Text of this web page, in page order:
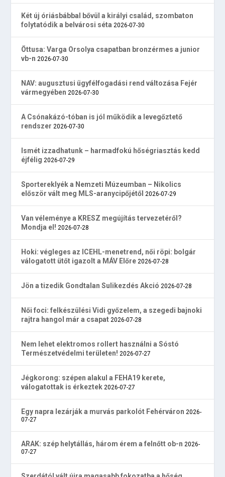
Két új óriásbábbal bővül a királyi család, szombaton
folytatódik a belvárosi séta 2026-07-30
Öttusa: Varga Orsolya csapatban bronzérmes a junior
vb-n 2026-07-30
NAV: augusztusi ügyfélfogadási rend változása Fejér
vármegyében 2026-07-30
A Csónakázó-tóban is jól működik a levegőztető
rendszer 2026-07-30
Ismét izzadhatunk – harmadfokú hőségriasztás kedd
éjfélig 2026-07-29
Sportereklyék a Nemzeti Múzeumban – Nikolics
először vált meg MLS-aranycipőjétől 2026-07-29
Van véleménye a KRESZ megújítás tervezetéről?
Mondja el! 2026-07-28
Hoki: végleges az ICEHL-menetrend, női röpi: bolgár
válogatott ütőt igazolt a MÁV Előre 2026-07-28
Jön a tizedik Gondtalan Sulikezdés Akció 2026-07-28
Női foci: felkészülési Vidi győzelem, a szegedi bajnoki
rajtra hangol már a csapat 2026-07-28
Nem lehet elektromos rollert használni a Sóstó
Természetvédelmi területen! 2026-07-27
Jégkorong: szépen alakul a FEHA19 kerete,
válogatottak is érkeztek 2026-07-27
Egy napra lezárják a murvás parkolót Fehérváron 2026-
07-27
ARAK: szép helytállás, három érem a felnőtt ob-n 2026-
07-27